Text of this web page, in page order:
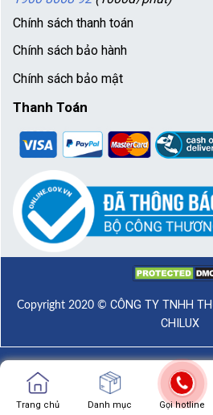
Chính sách thanh toán
Chính sách bảo hành
Chính sách bảo mật
Thanh Toán
Copyright 2020 © CÔNG TY TNHH
CHILUX
Trang chủ Danh mục Gọi hotline
Trang chủ Showroom